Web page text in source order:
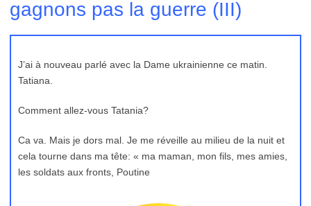
gagnons pas la guerre (III)
J’ai à nouveau parlé avec la Dame ukrainienne ce matin.
Tatiana.
Comment allez-vous Tatania?
Ca va. Mais je dors mal. Je me réveille au milieu de la nuit et
cela tourne dans ma tête: « ma maman, mon fils, mes amies,
les soldats aux fronts, Poutine